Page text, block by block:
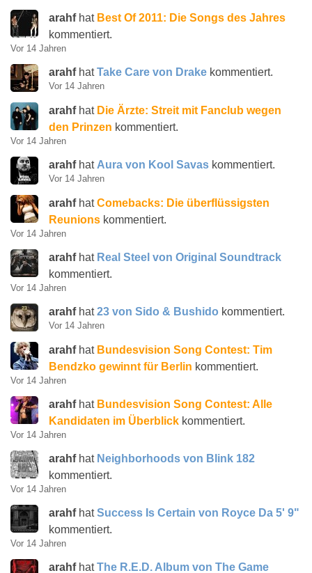
arahfhat Best Of 2011: Die Songs des Jahres
kommentiert.
Vor 14 Jahren
arahfhatTake Care von Drake kommentiert.
Vor 14 Jahren
arahfhat Die Ärzte: Streit mit Fanclub wegen
den Prinzen kommentiert.
Vor 14 Jahren
arahfhat Aura von Kool Savas kommentiert.
Vor 14 Jahren
arahfhatComebacks: Die überflüssigsten
Reunions kommentiert.
Vor 14 Jahren
arahfhat Real Steel von Original Soundtrack
kommentiert.
Vor 14 Jahren
arahfhat23 von Sido & Bushido kommentiert.
Vor 14 Jahren
arahfhat Bundesvision Song Contest: Tim
Bendzko gewinnt für Berlin kommentiert.
Vor 14 Jahren
arahfhat Bundesvision Song Contest: Alle
Kandidaten im Überblick kommentiert.
Vor 14 Jahren
arahfhat Neighborhoods von Blink 182
kommentiert.
Vor 14 Jahren
arahfhatSuccess Is Certain von Royce Da 5' 9"
kommentiert.
Vor 14 Jahren
arahfhatThe R.E.D. Album von The Game